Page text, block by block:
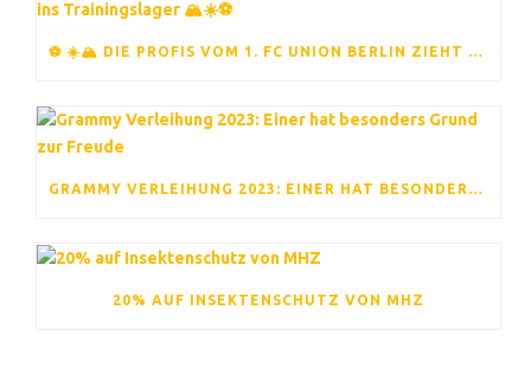
⚽ ☀️🏔️ DIE PROFIS VOM 1. FC UNION BERLIN ZIEHT ES ERNEUT INS TRAININGSLAGER 🏔️☀️⚽
GRAMMY VERLEIHUNG 2023: EINER HAT BESONDERS GRUND ZUR FREUDE
20% AUF INSEKTENSCHUTZ VON MHZ